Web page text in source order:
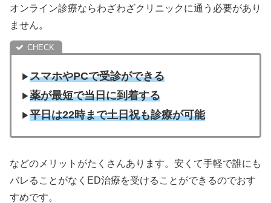
オンライン診療ならわざわざクリニックに通う必要があり
ません。
▶︎スマホやPCで受診ができる
▶︎薬が最短で当日に到着する
▶︎平日は22時まで土日祝も診療が可能
などのメリットがたくさんあります。安くて手軽で誰にも
バレることがなくED治療を受けることができるのでおす
すめです。